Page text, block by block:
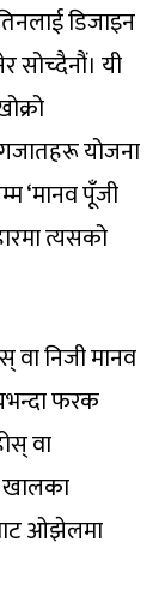
डिजाइन
सोच्दैनौं। यी
योजना
‘मानव पूँजी
त्यसको
निजी मानव
फरक
वा
खालका
ओझेलमा